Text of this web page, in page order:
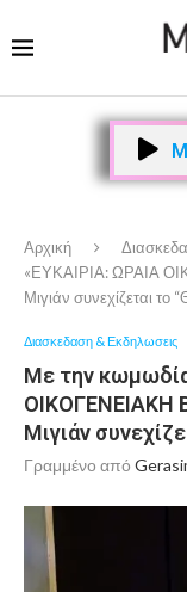
Αρχική
«ΕΥΚΑΙΡΙΑ: ΩΡΑΙΑ
Μιγιάν συνεχίζεται το
Διασκεδαση & Εκδηλωσεις
Με την
ΟΙΚΟΓΕΝΕΙΑΚΗ
Μιγιάν
Γραμμένο από